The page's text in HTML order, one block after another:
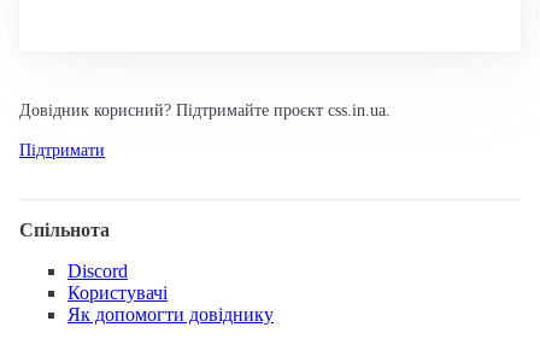
Довідник корисний? Підтримайте проєкт css.in.ua.
Підтримати
Спільнота
Discord
Користувачі
Як допомогти довіднику